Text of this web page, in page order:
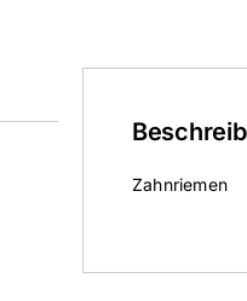
Zahnriemen